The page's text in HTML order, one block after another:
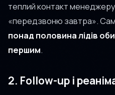
теплий контакт
«передзвоню завтра».
понад половина лідів
першим.
2. Follow-up і